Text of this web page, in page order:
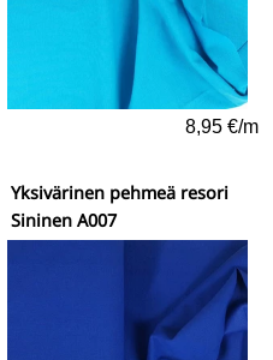
8,95 €/m
Yksivärinen pehmeä resori
Sininen A007